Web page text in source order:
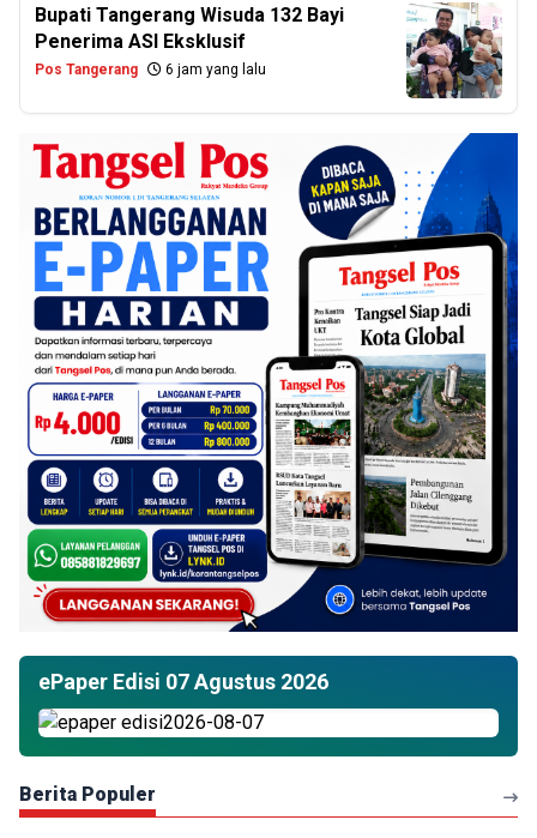
Bupati Tangerang Wisuda 132 Bayi
Penerima ASI Eksklusif
Pos Tangerang 6 jam yang lalu
ePaper Edisi 07 Agustus 2026
Berita Populer